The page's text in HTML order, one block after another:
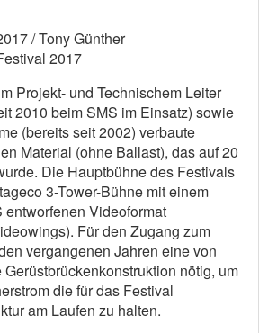
/ Tony Günther
2017
Projekt- und Technischem Leiter
2010 beim SMS im Einsatz) sowie
(bereits seit 2002) verbaute
Material (ohne Ballast), das auf 20
Die Hauptbühne des Festivals
3-Tower-Bühne mit einem
Videoformat
Für den Zugang zum
vergangenen Jahren eine von
nötig, um
die für das Festival
am Laufen zu halten.